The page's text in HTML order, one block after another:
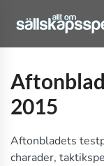
2015
Aftonbladets
charader,